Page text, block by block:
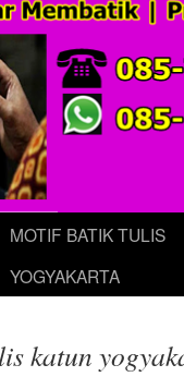
MOTIF BATIK TULIS
YOGYAKARTA
katun